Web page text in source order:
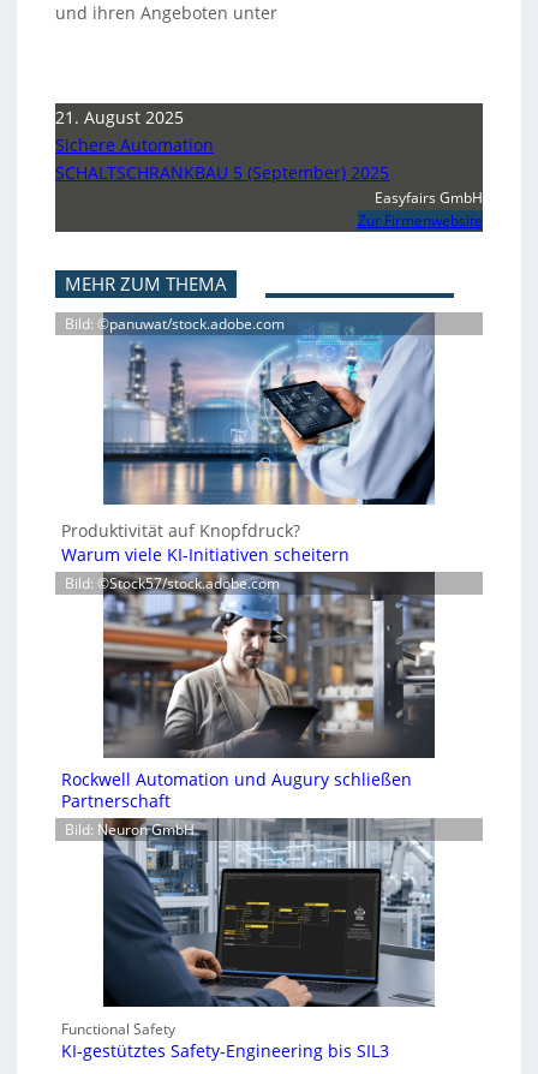
und ihren Angeboten unter
21. August 2025
Sichere Automation
SCHALTSCHRANKBAU 5 (September) 2025
Easyfairs GmbH
Zur Firmenwebsite
MEHR ZUM THEMA
Bild: ©panuwat/stock.adobe.com
Produktivität auf Knopfdruck?
Warum viele KI-Initiativen scheitern
Bild: ©Stock57/stock.adobe.com
Rockwell Automation und Augury schließen
Partnerschaft
Bild: Neuron GmbH
Functional Safety
KI-gestütztes Safety-Engineering bis SIL3